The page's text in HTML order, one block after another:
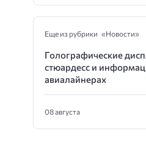
Еще из рубрики «Новости»
Голографические
стюардесс и
авиалайнерах
08 августа